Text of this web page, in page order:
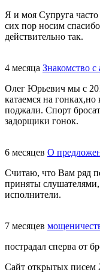
Я и моя Супруга
сих пор носим
действительно так.
4 месяца Знакомство с
Олег Юрьевич мы с
катаемся на
поджали. Спорт
задорщики гонок.
6 месяцев О
Считаю, что Вам ряд
приняты
исполнители.
7 месяцев
пострадал сперва от
Сайт открытых писем